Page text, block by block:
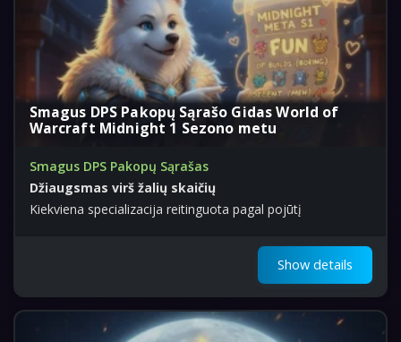
Smagus DPS Pakopų Sąrašo Gidas World of
Warcraft Midnight 1 Sezono metu
Smagus DPS Pakopų Sąrašas
Džiaugsmas virš žalių skaičių
Kiekviena specializacija reitinguota pagal pojūtį
Show details